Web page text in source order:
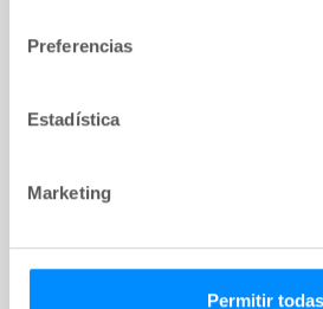
Preferencias
Estadística
Marketing
Permitir todas
ACCT Hablemos de
key:global.content-type: